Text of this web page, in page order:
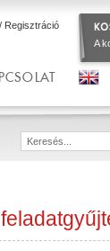
/ Regisztráció
A